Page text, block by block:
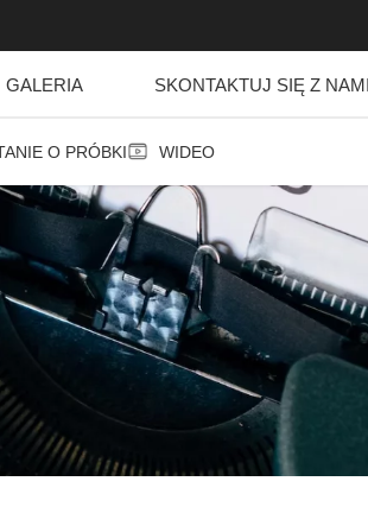
GALERIA SKONTAKTUJ SIĘ Z
O PRÓBKI WIDEO